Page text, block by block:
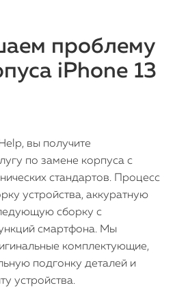
проблему
iPhone 13
вы получите
по замене корпуса с
стандартов. Процесс
устройства, аккуратную
сборку с
смартфона. Мы
комплектующие,
подгонку деталей и
устройства.